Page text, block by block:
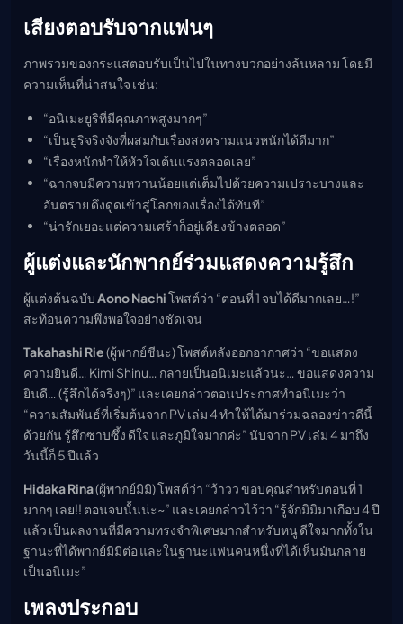
เสียงตอบรับจากแฟนๆ
ภาพรวมของกระแสตอบรับเป็นไปในทางบวกอย่างล้นหลาม โดยมี
ความเห็นที่น่าสนใจ เช่น:
“อนิเมะยูริที่มีคุณภาพสูงมากๆ”
“เป็นยูริจริงจังที่ผสมกับเรื่องสงครามแนวหนักได้ดีมาก”
“เรื่องหนักทำให้หัวใจเต้นแรงตลอดเลย”
“ฉากจบมีความหวานน้อยแต่เต็มไปด้วยความเปราะบางและ
อันตราย ดึงดูดเข้าสู่โลกของเรื่องได้ทันที”
“น่ารักเยอะแต่ความเศร้าก็อยู่เคียงข้างตลอด”
ผู้แต่งและนักพากย์ร่วมแสดงความรู้สึก
ผู้แต่งต้นฉบับAono Nachiโพสต์ว่า “ตอนที่ 1 จบได้ดีมากเลย…!”
สะท้อนความพึงพอใจอย่างชัดเจน
Takahashi Rie(ผู้พากย์ชีนะ) โพสต์หลังออกอากาศว่า “ขอแสดง
ความยินดี… Kimi Shinu… กลายเป็นอนิเมะแล้วนะ… ขอแสดงความ
ยินดี… (รู้สึกได้จริงๆ)” และเคยกล่าวตอนประกาศทำอนิเมะว่า
“ความสัมพันธ์ที่เริ่มต้นจาก PV เล่ม 4 ทำให้ได้มาร่วมฉลองข่าวดีนี้
ด้วยกัน รู้สึกซาบซึ้ง ดีใจ และภูมิใจมากค่ะ” นับจาก PV เล่ม 4 มาถึง
วันนี้ก็ 5 ปีแล้ว
Hidaka Rina(ผู้พากย์มิมิ) โพสต์ว่า “ว้าวว ขอบคุณสำหรับตอนที่ 1
มากๆ เลย!! ตอนจบนั้นน่ะ~” และเคยกล่าวไว้ว่า “รู้จักมิมิมาเกือบ 4 ปี
แล้ว เป็นผลงานที่มีความทรงจำพิเศษมากสำหรับหนู ดีใจมากทั้งใน
ฐานะที่ได้พากย์มิมิต่อ และในฐานะแฟนคนหนึ่งที่ได้เห็นมันกลาย
เป็นอนิเมะ”
เพลงประกอบ